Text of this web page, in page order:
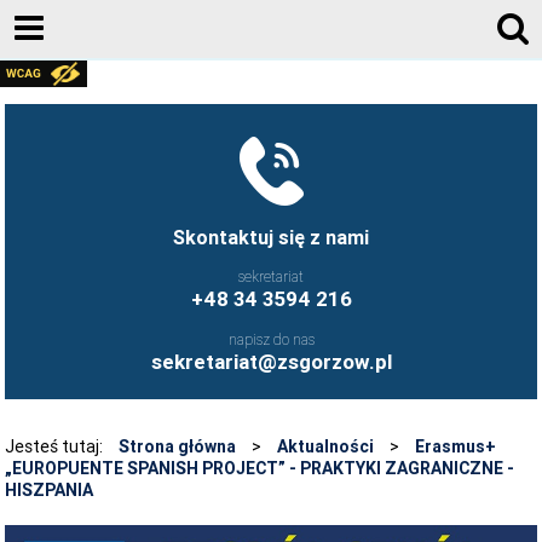
Skontaktuj się z nami
sekretariat
+48 34 3594 216
napisz do nas
sekretariat@zsgorzow.pl
AKTUALNOŚCI
UCZNIOWIE ZS GORZÓW ŚLĄSKI - FB
FRYZJERSTWO NASZEJ SZKOŁY - FB
O SZKOLE
HISTORIA SZKOŁY
GALERIA ZDJĘĆ 2020-2026
Jesteś tutaj: Strona główna > Aktualności >
Erasmus+
„EUROPUENTE SPANISH PROJECT” - PRAKTYKI ZAGRANICZNE -
HISZPANIA